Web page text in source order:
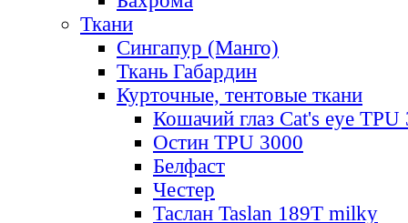
Ткани
Сингапур (Манго)
Ткань Габардин
Курточные, тентовые ткани
Кошачий глаз Cat's eye TPU
Остин TPU 3000
Белфаст
Честер
Таслан Taslan 189T milky